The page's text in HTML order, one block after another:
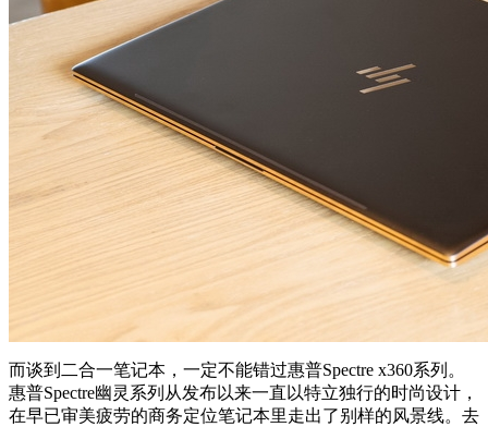
而谈到二合一笔记本，一定不能错过惠普Spectre x360系列。
惠普Spectre幽灵系列从发布以来一直以特立独行的时尚设计，
在早已审美疲劳的商务定位笔记本里走出了别样的风景线。去